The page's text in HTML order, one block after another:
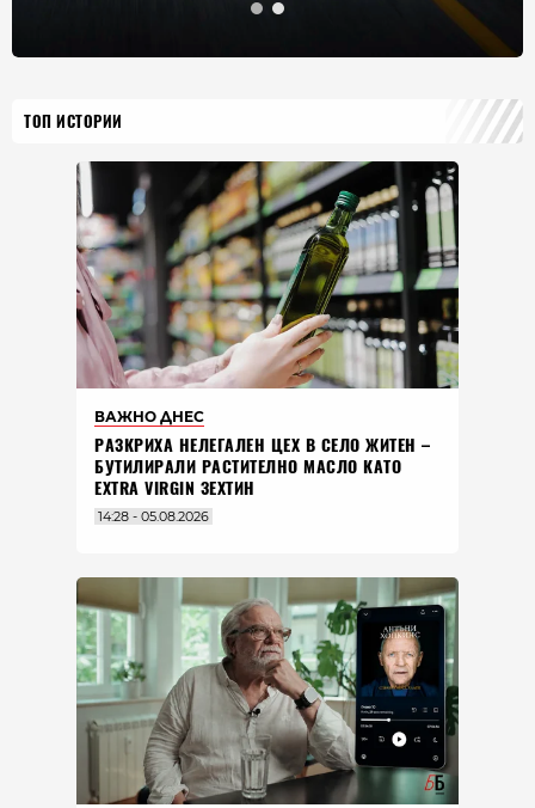
ТОП ИСТОРИИ
ВАЖНО ДНЕС
РАЗКРИХА НЕЛЕГАЛЕН ЦЕХ В СЕЛО ЖИТЕН –
БУТИЛИРАЛИ РАСТИТЕЛНО МАСЛО КАТО
EXTRA VIRGIN ЗЕХТИН
14:28 - 05.08.2026